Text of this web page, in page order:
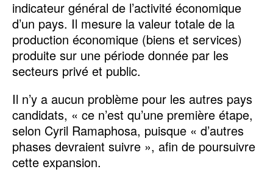
indicateur général de l’activité économique
d’un pays. Il mesure la valeur totale de la
production économique (biens et services)
produite sur une période donnée par les
secteurs privé et public.
Il n’y a aucun problème pour les autres pays
candidats, « ce n’est qu’une première étape,
selon Cyril Ramaphosa, puisque « d’autres
phases devraient suivre », afin de poursuivre
cette expansion.